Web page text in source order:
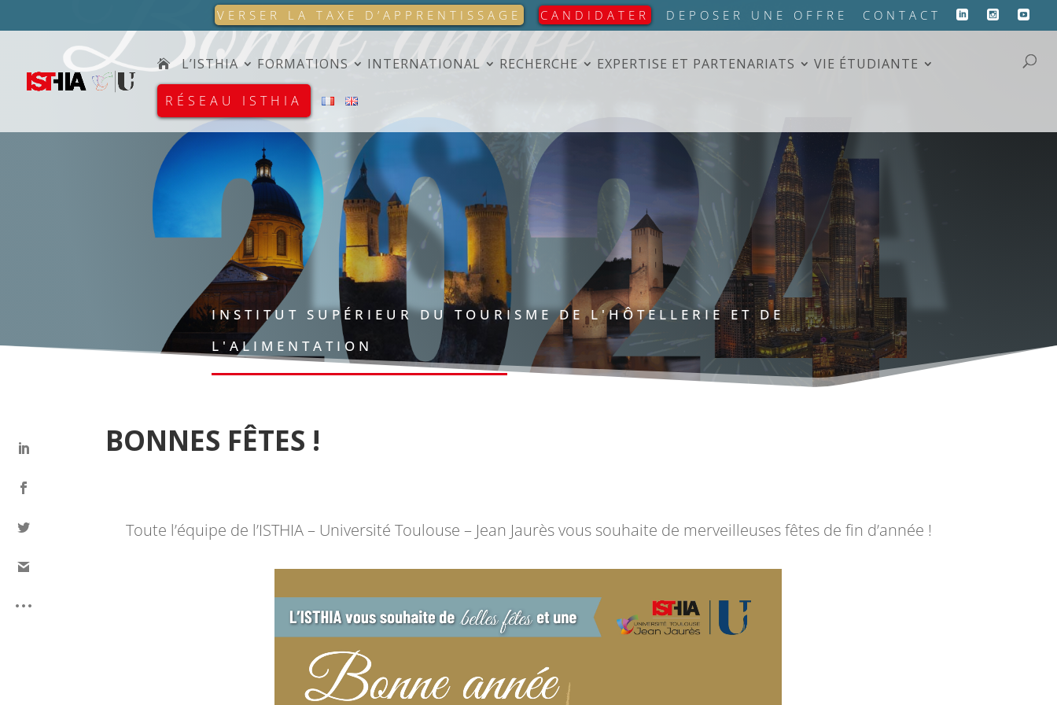
VERSER LA TAXE D’APPRENTISSAGE CANDIDATER DEPOSER UNE OFFRE CONTACT
L’ISTHIA FORMATIONS INTERNATIONAL RECHERCHE EXPERTISE ET PARTENARIATS VIE ÉTUDIANTE
RÉSEAU ISTHIAISTHIA
INSTITUT SUPÉRIEUR DU TOURISME DE L'HÔTELLERIE ET DE
L'ALIMENTATION
BONNES FÊTES !
Toute l’équipe de l’ISTHIA – Université Toulouse – Jean Jaurès vous souhaite de merveilleuses fêtes de fin d’année !